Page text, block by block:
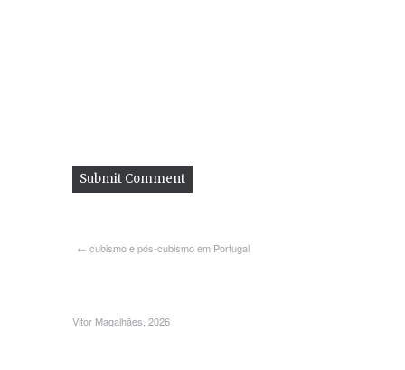
← cubismo e pós-cubismo em Portugal
Vitor Magalhães, 2026